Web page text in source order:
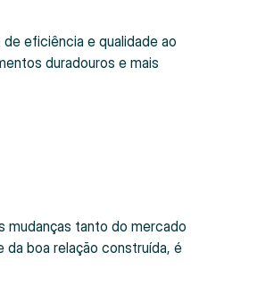
eficiência e qualidade ao
duradouros e mais
mudanças tanto do mercado
boa relação construída, é